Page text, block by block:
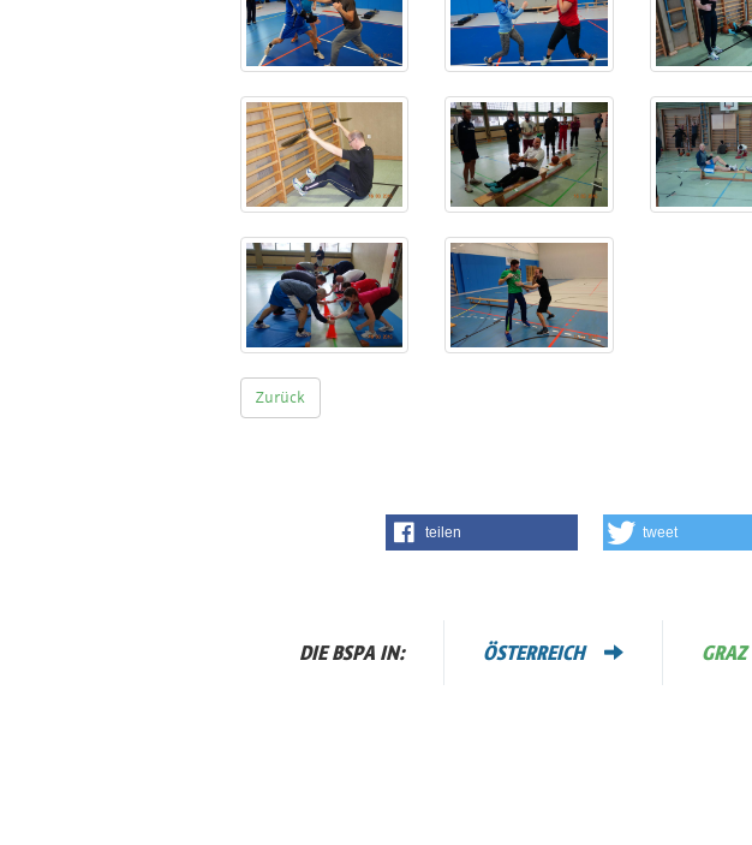
Zurück
teilen tweet
DIE BSPA IN: ÖSTERREICH GRAZ